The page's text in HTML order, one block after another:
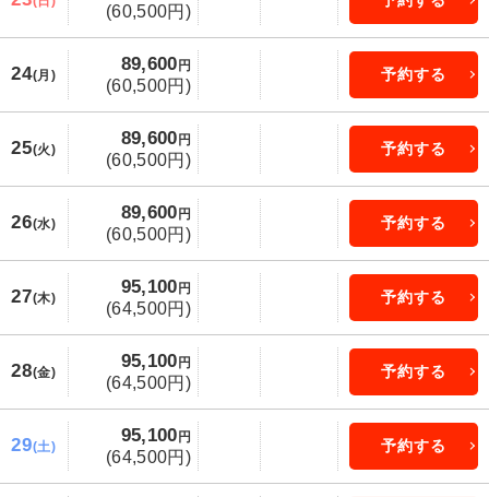
(60,500円)
24(月)
89,600 円
(60,500円)
予約する
25(火)
89,600 円
(60,500円)
予約する
26(水)
89,600 円
(60,500円)
予約する
27(木)
95,100 円
(64,500円)
予約する
28(金)
95,100 円
(64,500円)
予約する
29(土)
95,100 円
(64,500円)
予約する